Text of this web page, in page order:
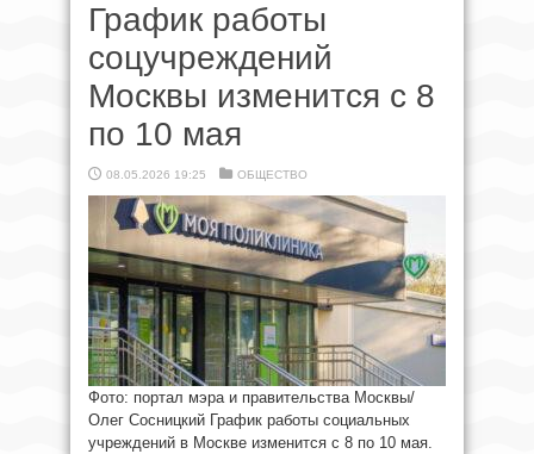
График работы
соцучреждений
Москвы изменится с 8
по 10 мая
08.05.2026 19:25 ОБЩЕСТВО
Фото: портал мэра и правительства Москвы/
Олег Сосницкий График работы социальных
учреждений в Москве изменится с 8 по 10 мая.